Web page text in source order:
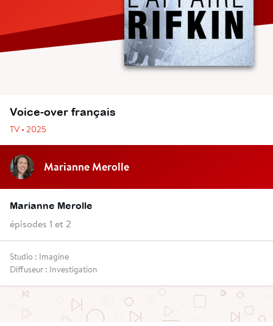
Voice-over français
TV • 2025
Marianne Merolle
Marianne Merolle
épisodes 1 et 2
Studio : Imagine
Diffuseur : Investigation